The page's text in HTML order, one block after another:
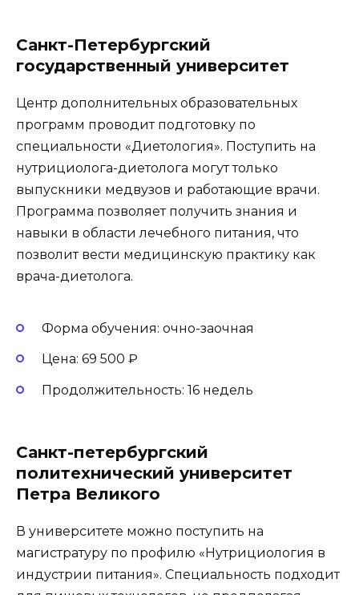
Санкт-Петербургский
государственный университет
Центр дополнительных образовательных
программ проводит подготовку по
специальности «Диетология». Поступить на
нутрициолога-диетолога могут только
выпускники медвузов и работающие врачи.
Программа позволяет получить знания и
навыки в области лечебного питания, что
позволит вести медицинскую практику как
врача-диетолога.
Форма обучения: очно-заочная
Цена: 69 500 ₽
Продолжительность: 16 недель
Санкт-петербургский
политехнический университет
Петра Великого
В университете можно поступить на
магистратуру по профилю «Нутрициология в
индустрии питания». Специальность подходит